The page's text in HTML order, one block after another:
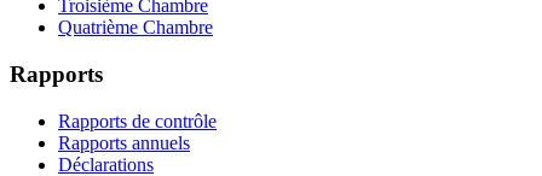
Troisième Chambre
Quatrième Chambre
Rapports
Rapports de contrôle
Rapports annuels
Déclarations